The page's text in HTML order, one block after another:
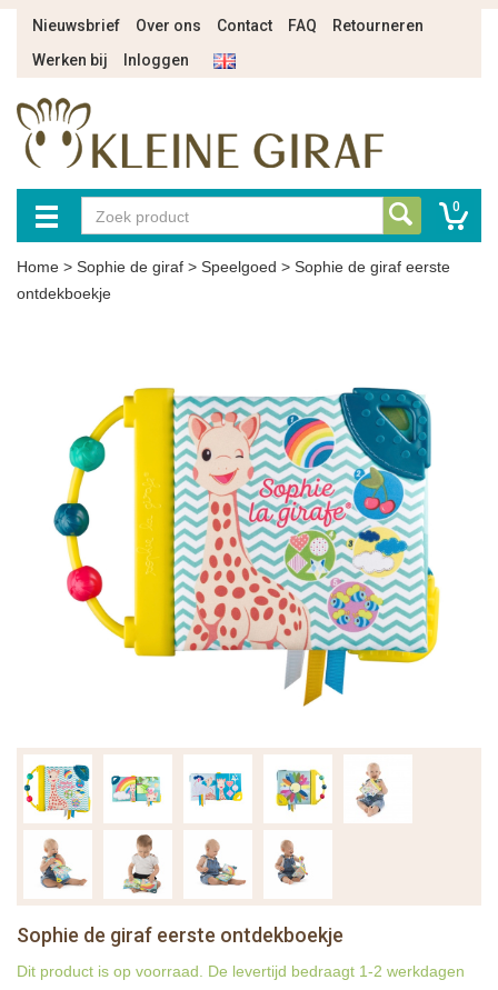
Nieuwsbrief Over ons Contact FAQ
Retourneren
Werken bij
Inloggen
0
Home > Sophie de giraf > Speelgoed > Sophie de giraf eerste
ontdekboekje
Sophie de giraf eerste ontdekboekje
Dit product is op voorraad. De levertijd bedraagt 1-2 werkdagen